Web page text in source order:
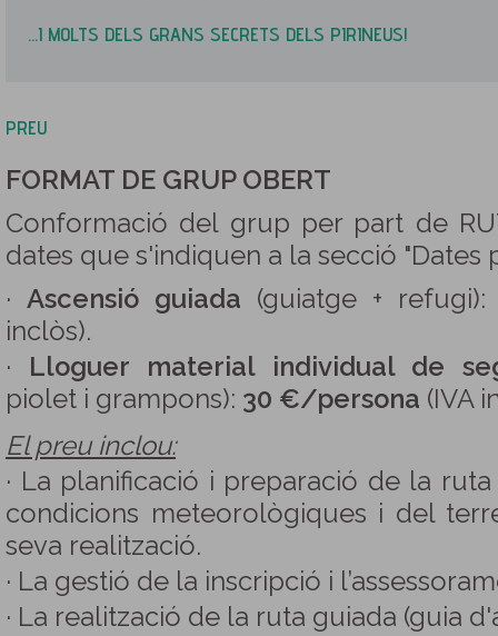
...I MOLTS DELS GRANS SECRETS DELS PIRINEUS!
PREU
FORMAT DE GRUP OBERT
Conformació del grup per part de
dates que s'indiquen a la secció "Dates
· Ascensió guiada (guiatge +
inclòs).
· Lloguer material individual de
piolet i grampons): 30 €/persona (IVA
El preu inclou:
· La planificació i preparació de la
condicions meteorològiques i del
seva realització.
· La gestió de la inscripció i
· La realització de la ruta guiada (guia